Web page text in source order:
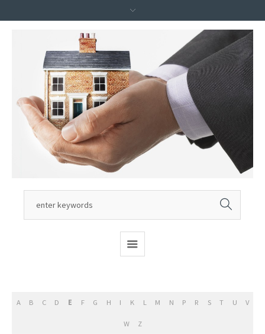
A B C D E F G H I K L M N P R S T U V
W Z